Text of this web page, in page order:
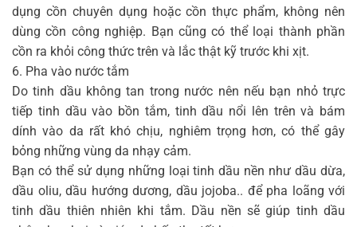
dụng cồn chuyên dụng hoặc cồn thực phẩm, không nên
dùng cồn công nghiệp. Bạn cũng có thể loại thành phần
cồn ra khỏi công thức trên và lắc thật kỹ trước khi xịt.
6. Pha vào nước tắm
Do tinh dầu không tan trong nước nên nếu bạn nhỏ trực
tiếp tinh dầu vào bồn tắm, tinh dầu nổi lên trên và bám
dính vào da rất khó chịu, nghiêm trọng hơn, có thể gây
bỏng những vùng da nhạy cảm.
Bạn có thể sử dụng những loại tinh dầu nền như dầu dừa,
dầu oliu, dầu hướng dương, dầu jojoba.. để pha loãng với
tinh dầu thiên nhiên khi tắm. Dầu nền sẽ giúp tinh dầu